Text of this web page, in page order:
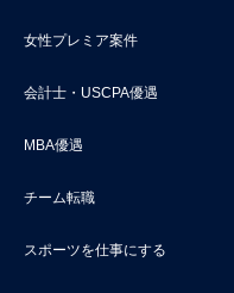
女性プレミア案件
会計士・USCPA優遇
MBA優遇
チーム転職
スポーツを仕事にする